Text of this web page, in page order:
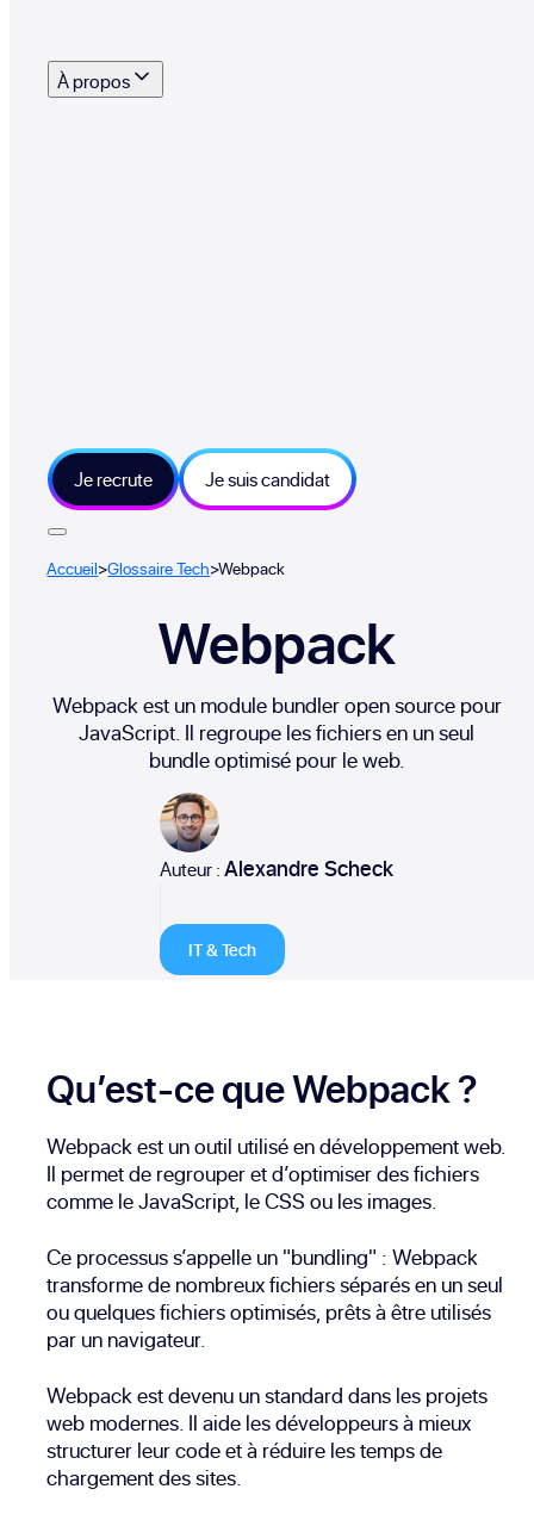
À propos
Je recrute Je suis candidat
Accueil>Glossaire Tech>Webpack
Webpack
Webpack est un module bundler open source pour
JavaScript. Il regroupe les fichiers en un seul
bundle optimisé pour le web.
Auteur :Alexandre Scheck
IT & Tech
Qu’est-ce que Webpack ?
Webpack est un outil utilisé en développement web.
Il permet de regrouper et d’optimiser des fichiers
comme le JavaScript, le CSS ou les images.
Ce processus s’appelle un "bundling" : Webpack
transforme de nombreux fichiers séparés en un seul
ou quelques fichiers optimisés, prêts à être utilisés
par un navigateur.
Webpack est devenu un standard dans les projets
web modernes. Il aide les développeurs à mieux
structurer leur code et à réduire les temps de
chargement des sites.